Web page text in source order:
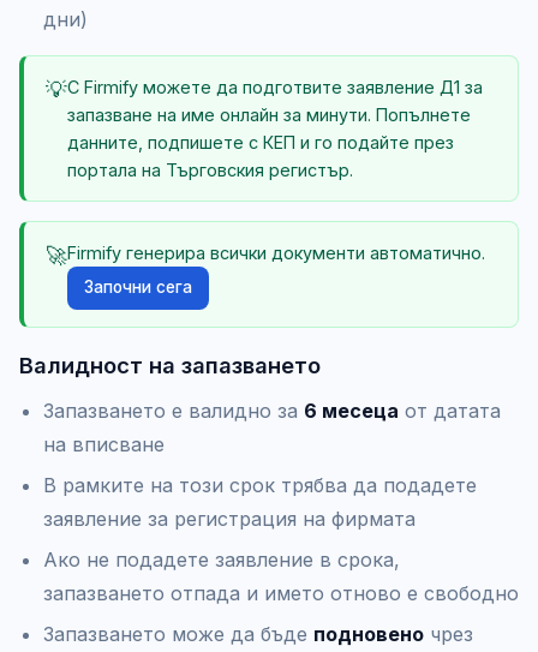
дни)
💡С Firmify можете да подготвите заявление Д1 за
запазване на име онлайн за минути. Попълнете
данните, подпишете с КЕП и го подайте през
портала на Търговския регистър.
🚀Firmify генерира всички документи автоматично.
Започни сега
Валидност на запазването
Запазването е валидно за 6 месеца от датата
на вписване
В рамките на този срок трябва да подадете
заявление за регистрация на фирмата
Ако не подадете заявление в срока,
запазването отпада и името отново е свободно
Запазването може да бъде подновено чрез